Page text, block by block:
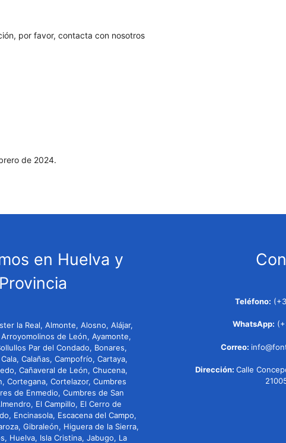
por favor, contacta con nosotros
de 2024.
en Huelva y
Provincia
la Real, Almonte, Alosno, Alájar,
de León, Ayamonte,
Par del Condado, Bonares,
Calañas, Campofrío, Cartaya,
Cañaveral de León, Chucena,
Cortegana, Cortelazor, Cumbres
de Enmedio, Cumbres de San
El Campillo, El Cerro de
Encinasola, Escacena del Campo,
Gibraleón, Higuera de la Sierra,
Huelva, Isla Cristina, Jabugo, La
Teléfono:
WhatsApp:
Correo:
Dirección:Calle